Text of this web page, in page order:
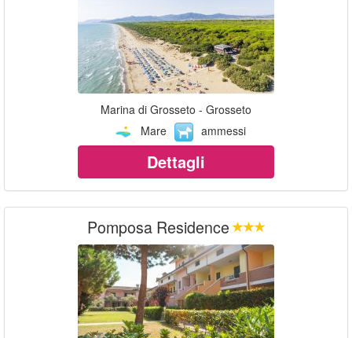
Marina di Grosseto - Grosseto
Mare
ammessi
Dettagli
Pomposa Residence